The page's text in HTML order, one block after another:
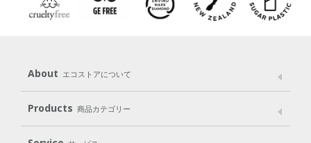
About エコストアについて
メッセージ ブランドストーリー
パッケージへのこだわり
動物実験をしない
Products 商品カテゴリー
Laundry